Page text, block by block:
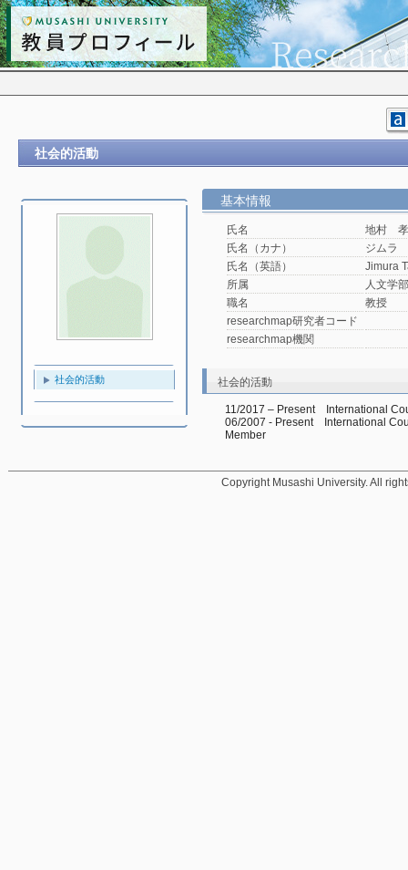
社会的活動
社会的活動
基本情報
氏名
地村
氏名（カナ）
ジムラ
氏名（英語）
Jimura
所属
人文学
職名
教授
researchmap研究者コード
researchmap機関
社会的活動
11/2017 – Present    International
06/2007 - Present    International
Member